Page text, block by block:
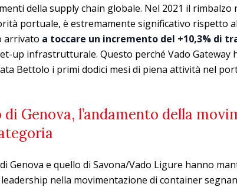
della supply chain globale. Nel 2021 il
portuale, è estremamente significativo rispetto
arrivato a toccare un incremento del +10,3% di
up infrastrutturale. Questo perché Vado Gateway
Bettolo i primi dodici mesi di piena attività nel
di Genova, l’andamento della
Genova e quello di Savona/Vado Ligure hanno
nella movimentazione di container